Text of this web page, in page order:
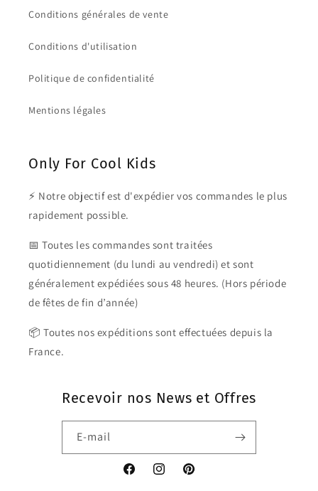
Conditions générales de vente
Conditions d'utilisation
Politique de confidentialité
Mentions légales
Only For Cool Kids
⚡ Notre objectif est d'expédier vos commandes le plus
rapidement possible.
📅 Toutes les commandes sont traitées
quotidiennement (du lundi au vendredi) et sont
généralement expédiées sous 48 heures. (Hors période
de fêtes de fin d’année)
📦 Toutes nos expéditions sont effectuées depuis la
France.
Recevoir nos News et Offres
E-mail
FacebookInstagramPinterest